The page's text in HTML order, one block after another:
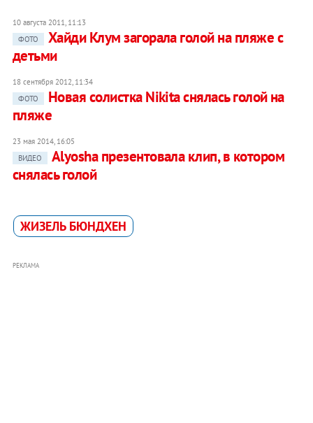
10 августа 2011, 11:13
ФОТО
Хайди Клум загорала голой на пляже с
детьми
18 сентября 2012, 11:34
ФОТО
Новая солистка Nikita снялась голой на
пляже
23 мая 2014, 16:05
ВИДЕО
Alyosha презентовала клип, в котором
снялась голой
ЖИЗЕЛЬ БЮНДХЕН
РЕКЛАМА